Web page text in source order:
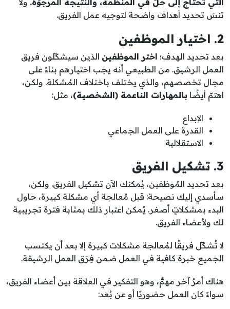
التي تحتاج إلى حلّ في المنظمة، والنتيجة المرجوّة. ولا
تنسَ تحديد أهداف واضحة لتوجيه عمل الفريق.
2. اختيار الموظفين
بعد تحديد الهدف؛ اختر الموظفين الذين سيشكّلون فريق
العمل الرشيق. من الطبيعي أنه يجب اختيارهم بناءً على
مجال تخصصهم، والذي يختلف باختلاف المُشكلة. ولكن،
اهتمّ أيضًا بالمهارات الناعمة (الشخصية)، مثل:
الإبداع
القدرة على العمل الجماعي
الاستقلالية
3. تشكيل الفريق
بعد تحديد المُوظفين، يُمكنك الآن تشكيل الفريق. ولكن،
سأسدي إليك نصيحة: قبل مُعالجة أي مشكلة كبيرة، حاول
البدء بمشكلاتٍ أصغر. يُمكن اعتبار ذلك بمثابة فترة تجريبية
لك ولأعضاء الفريق.
لا تُشكّل فريقًا لمُعالجة مشكلات كبيرة إلا بعد أن يكتسب
الجميع خبرة كافية في العمل ضمن فِرَق العمل الرشيقة.
هناك أمرٌ آخر مهمٌّ، وهو التفكير في العلاقة بين أعضاء الفريق،
سواءً كان العمل حضوريًا أو عن بُعد: